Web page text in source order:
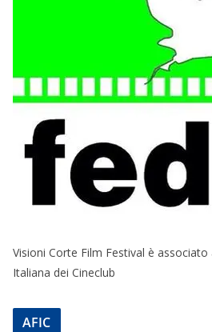
Visioni Corte Film Festival è associato
Italiana dei Cineclub
AFIC